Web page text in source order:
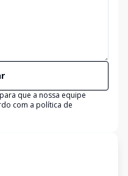
que a nossa equipe
com a política de